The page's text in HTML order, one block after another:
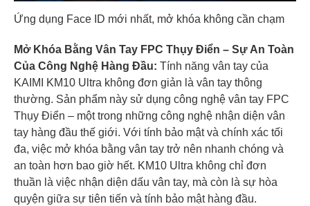
Ứng dụng Face ID mới nhất, mở khóa không cần chạm
Mở Khóa Bằng Vân Tay FPC Thụy Điển – Sự An Toàn
Của Công Nghệ Hàng Đầu: Tính năng vân tay của
KAIMI KM10 Ultra không đơn giản là vân tay thông
thường. Sản phẩm này sử dụng công nghệ vân tay FPC
Thụy Điển – một trong những công nghệ nhận diện vân
tay hàng đầu thế giới. Với tính bảo mật và chính xác tối
đa, việc mở khóa bằng vân tay trở nên nhanh chóng và
an toàn hơn bao giờ hết. KM10 Ultra không chỉ đơn
thuần là việc nhận diện dấu vân tay, mà còn là sự hòa
quyện giữa sự tiên tiến và tính bảo mật hàng đầu.